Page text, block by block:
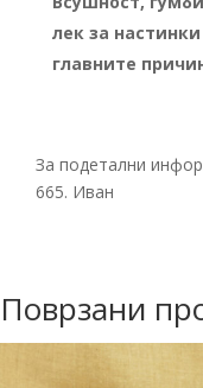
лек за
главните
За подетални
665. Иван
Поврзани